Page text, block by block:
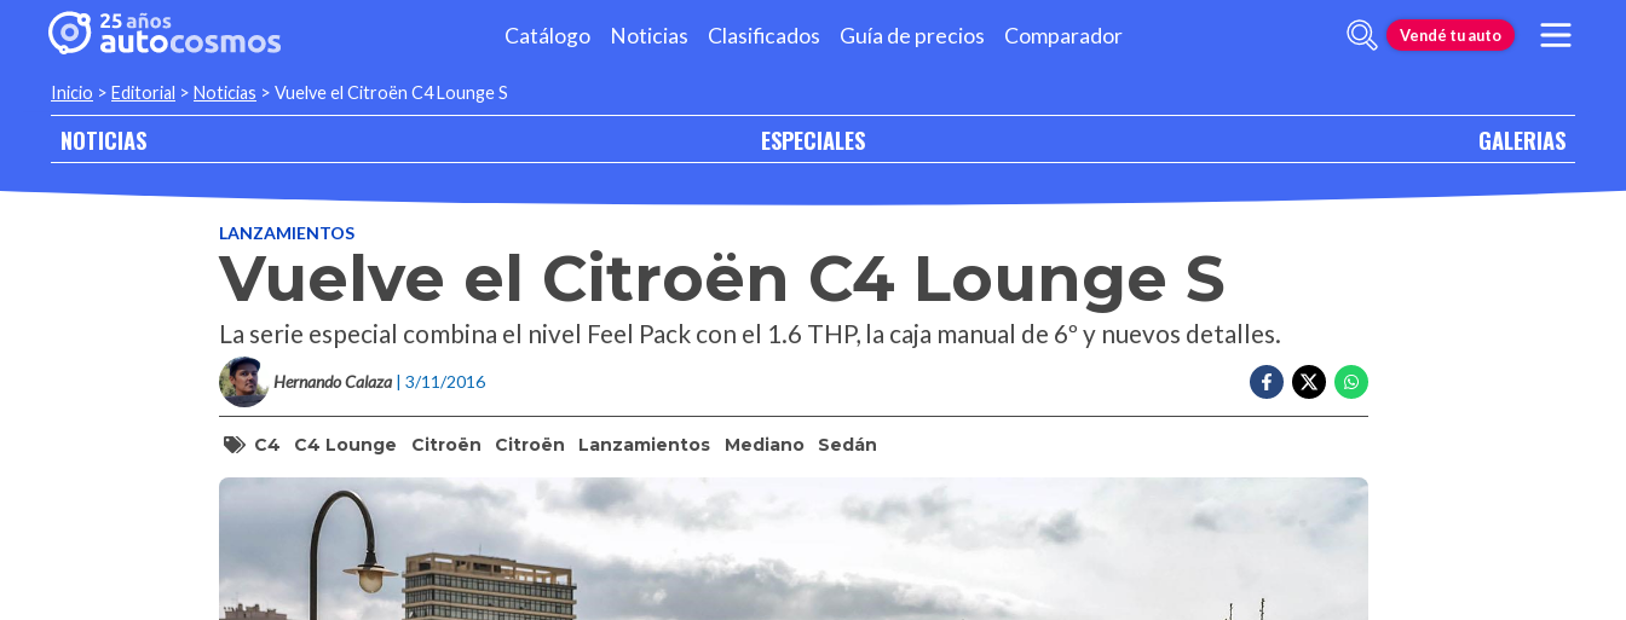
Catálogo Noticias Clasificados Guía de precios Comparador Vendé tu auto
Inicio > Editorial > Noticias > Vuelve el Citroën C4 Lounge S
NOTICIAS ESPECIALES GALERIAS
LANZAMIENTOS
Vuelve el Citroën C4 Lounge S
La serie especial combina el nivel Feel Pack con el 1.6 THP, la caja manual de 6º y nuevos detalles.
Hernando Calaza | 3/11/2016
C4 C4 Lounge Citroën Citroën Lanzamientos Mediano Sedán